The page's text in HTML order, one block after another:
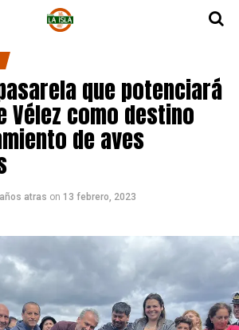
que potenciará
Vélez como destino
de aves
atras on 13 febrero, 2023